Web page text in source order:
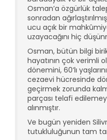
Osman’a özgürlük
sonradan
ucu açık bir
uzayacağını hiç
Osman, bütün bilgi
hayatının çok verimli
dönemini, 60’lı
cezaevi hücresinde
geçirmek zorunda
parçası telafi
alınmıştır.
Ve bugün yeniden
tutukluluğunun tam